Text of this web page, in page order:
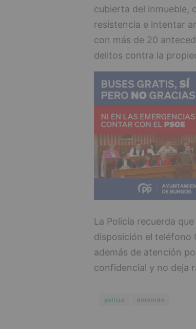
cubierta del inmueble,
resistencia e intentar
con más de 20
delitos contra la
La Policía recuerda
disposición el teléfono
además de atención
confidencial y no deja
policia detenido